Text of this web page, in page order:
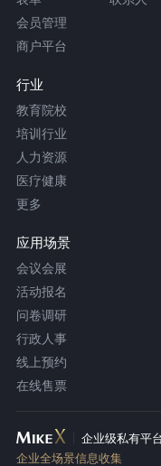
会员管理
商户平台
行业
教育院校
培训行业
人力资源
医疗健康
更多
应用场景
会议会展
活动报名
问卷调研
行政人事
线上预约
在线售票
企业级私有平
企业全场景信息收集